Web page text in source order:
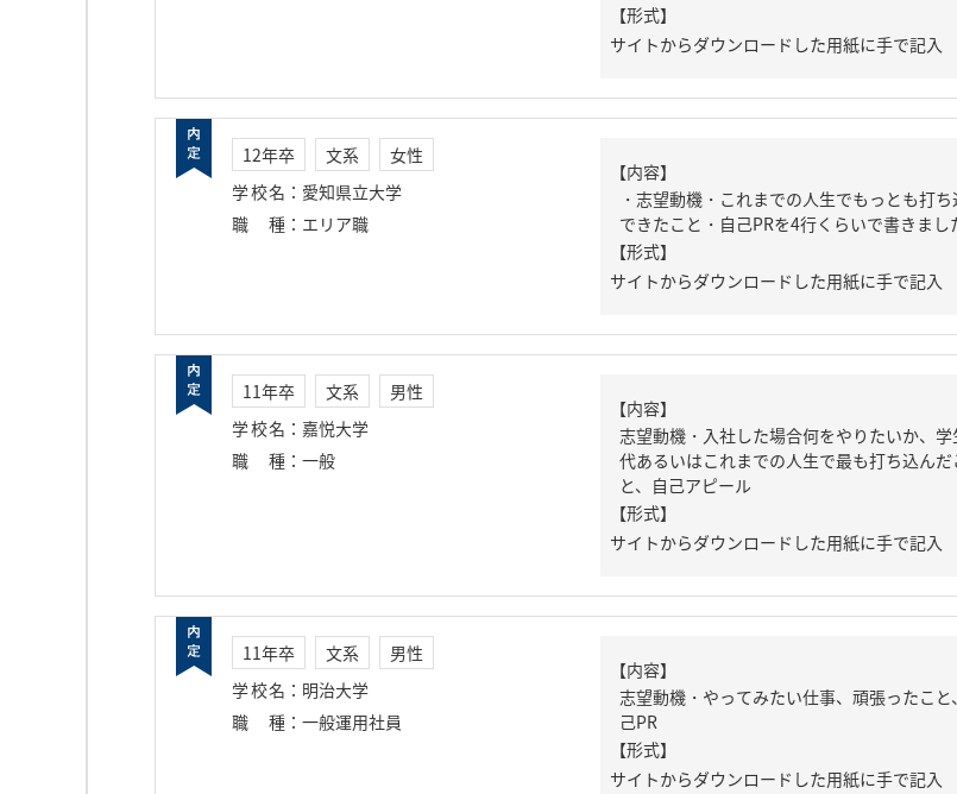
【形式】
サイトからダウンロードした用紙に手で記入
12年卒 文系
女性
学校名 ： 愛知県立大学
職種 ： エリア職
【内容】
・志望動機・これまでの人生でもっとも打ち
できたこと・自己PRを4行くらいで書きまし
【形式】
サイトからダウンロードした用紙に手で記入
11年卒 文系
男性
学校名 ： 嘉悦大学
職種 ： 一般
【内容】
志望動機・入社した場合何をやりたいか、学
代あるいはこれまでの人生で最も打ち込んだ
と、自己アピール
【形式】
サイトからダウンロードした用紙に手で記入
11年卒 文系
男性
学校名 ： 明治大学
職種 ： 一般運用社員
【内容】
志望動機・やってみたい仕事、頑張ったこと
己PR
【形式】
サイトからダウンロードした用紙に手で記入